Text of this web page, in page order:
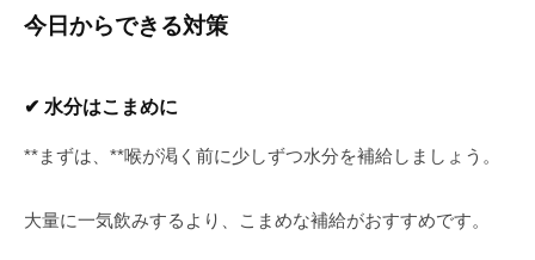
今日からできる対策
✔ 水分はこまめに
**まずは、**喉が渇く前に少しずつ水分を補給しましょう。
大量に一気飲みするより、こまめな補給がおすすめです。